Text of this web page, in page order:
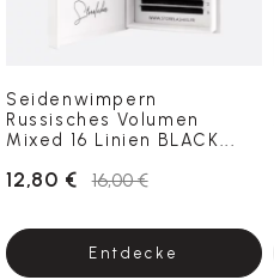
Seidenwimpern
Russisches Volumen
Mixed 16 Linien BLACK...
12,80 € 16,00 €
Entdecke